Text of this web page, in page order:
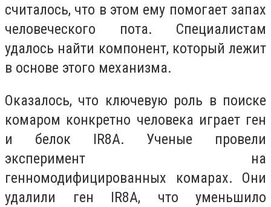
считалось, что в этом ему помогает запах
человеческого пота. Специалистам
удалось найти компонент, который лежит
в основе этого механизма.
Оказалось, что ключевую роль в поиске
комаром конкретно человека играет ген
и белок IR8A. Ученые провели
эксперимент на
генномодифицированных комарах. Они
удалили ген IR8A, что уменьшило